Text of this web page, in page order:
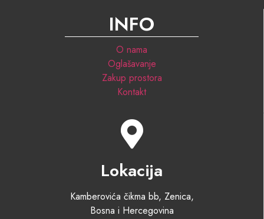
INFO
O nama
Oglašavanje
Zakup prostora
Kontakt
Lokacija
Kamberovića čikma bb, Zenica,
Bosna i Hercegovina